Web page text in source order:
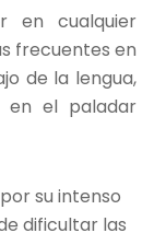
en cualquier
frecuentes en
de la lengua,
el paladar
su intenso
dificultar las